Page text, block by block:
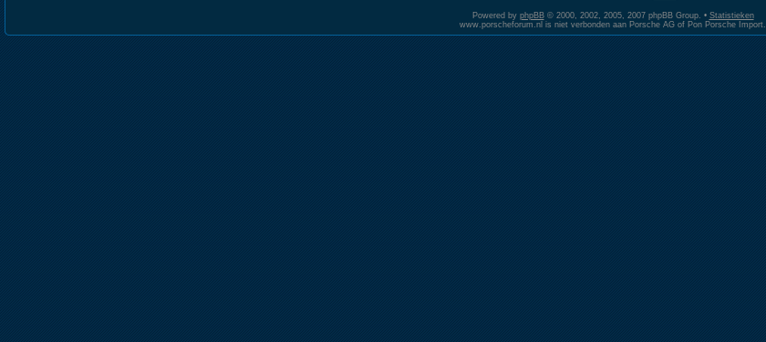
Powered by phpBB© 2000, 2002, 2005, 2007 phpBB Group. • Statistieken
www.porscheforum.nl is niet verbonden aan Porsche AG of Pon Porsche Import.